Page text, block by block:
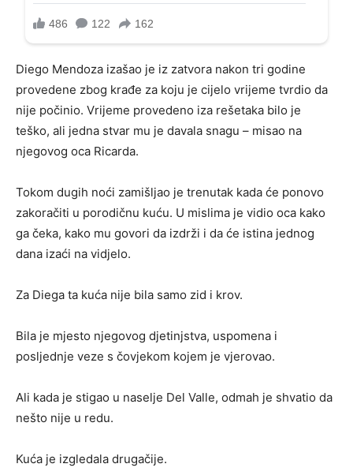
Diego Mendoza izašao je iz zatvora nakon tri godine
provedene zbog krađe za koju je cijelo vrijeme tvrdio da
nije počinio. Vrijeme provedeno iza rešetaka bilo je
teško, ali jedna stvar mu je davala snagu – misao na
njegovog oca Ricarda.
Tokom dugih noći zamišljao je trenutak kada će ponovo
zakoračiti u porodičnu kuću. U mislima je vidio oca kako
ga čeka, kako mu govori da izdrži i da će istina jednog
dana izaći na vidjelo.
Za Diega ta kuća nije bila samo zid i krov.
Bila je mjesto njegovog djetinjstva, uspomena i
posljednje veze s čovjekom kojem je vjerovao.
Ali kada je stigao u naselje Del Valle, odmah je shvatio da
nešto nije u redu.
Kuća je izgledala drugačije.